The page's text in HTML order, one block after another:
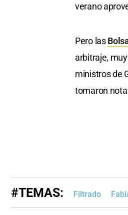
verano
Pero las
arbitraje,
ministros de
tomaron
#TEMAS: Filtrado